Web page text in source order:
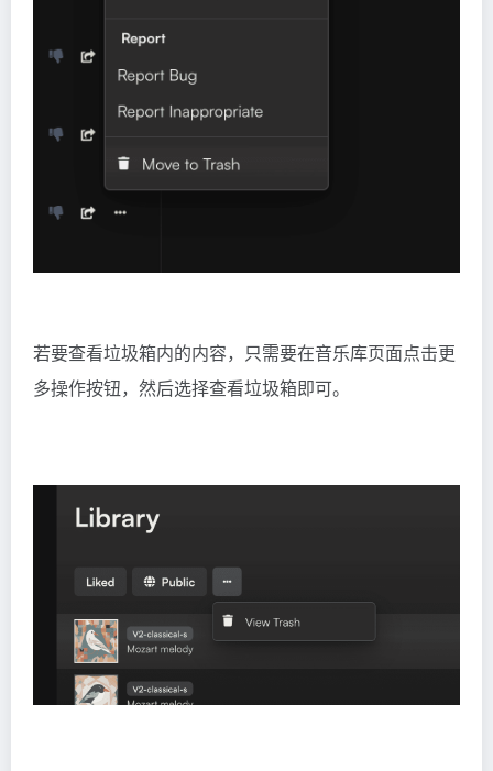
若要查看垃圾箱内的内容，只需要在音乐库页面点击更
多操作按钮，然后选择查看垃圾箱即可。